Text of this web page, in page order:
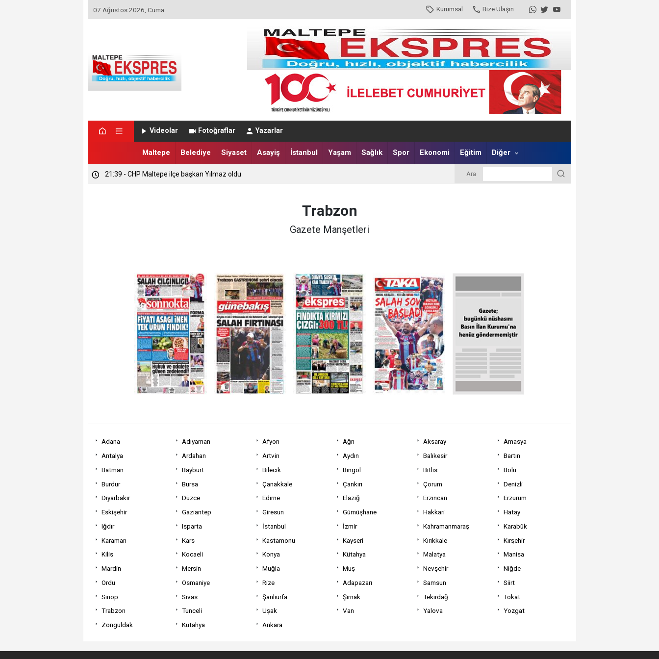
07 Ağustos 2026, Cuma Kurumsal Bize Ulaşın
Videolar Fotoğraflar Yazarlar
Maltepe Belediye Siyaset Asayiş İstanbul Yaşam Sağlık Spor Ekonomi Eğitim Diğer
21:39 - CHP Maltepe ilçe başkan Yılmaz oldu Ara
Trabzon
Gazete Manşetleri
Adana Adıyaman Afyon Ağrı Aksaray
Amasya
Antalya
Ardahan Artvin Aydın Balıkesir
Bartın
Batman
Bayburt Bilecik Bingöl Bitlis
Bolu
Burdur
Bursa Çanakkale Çankırı Çorum
Denizli
Diyarbakır
Düzce Edirne Elazığ Erzincan
Erzurum
Eskişehir
Gaziantep Giresun Gümüşhane Hakkari
Hatay
Iğdır
Isparta İstanbul İzmir Kahramanmaraş
Karabük
Karaman
Kars Kastamonu Kayseri Kırıkkale
Kırşehir
Kilis
Kocaeli Konya Kütahya Malatya
Manisa
Mardin
Mersin Muğla Muş Nevşehir
Niğde
Ordu
Osmaniye Rize Adapazarı Samsun
Siirt
Sinop
Sivas Şanlıurfa Şırnak Tekirdağ
Tokat
Trabzon
Tunceli Uşak Van Yalova
Yozgat
Zonguldak
Kütahya Ankara